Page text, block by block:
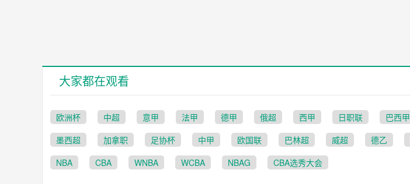
大家都在观看
欧洲杯 中超 意甲 法甲 德甲 俄超 西甲 日职联 巴西甲
墨西超
加拿职 足协杯 中甲 欧国联 巴林超 威超 德乙
NBA
CBA WNBA WCBA NBAG CBA选秀大会